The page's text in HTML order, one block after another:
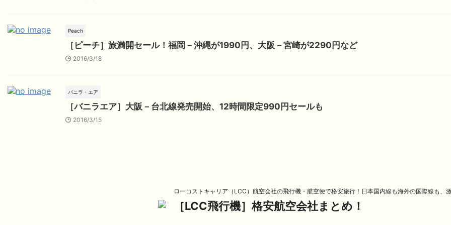
Peach
［ピーチ］旅満開セール！福岡－沖縄が1990円、大阪－宮崎が2290円など
2016/3/18
バニラ・エア
［バニラエア］大阪－台北線発売開始、12時間限定990円セールも
2016/3/15
ローコストキャリア（LCC）航空会社の飛行機・航空便で格安旅行！日本国内線も海外の国際線も、
［LCC飛行機］格安航空会社まとめ！